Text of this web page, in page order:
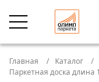
Главная Каталог
Паркетная доска длина